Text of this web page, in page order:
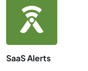
SaaS Alerts